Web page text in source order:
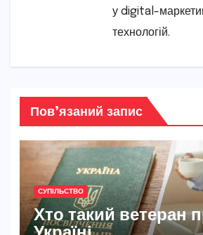
у digital-
технологій.
Пов’язаний запис
СУПІЛЬСТВО
Хто такий ветеран
Україні